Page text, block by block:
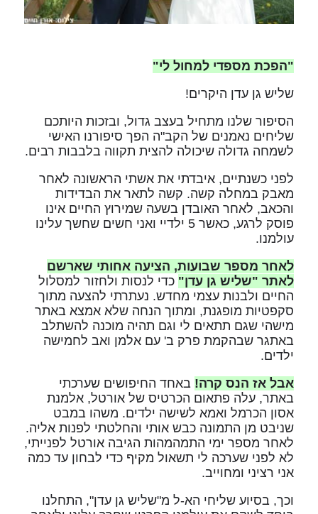
"הפכת מספדי למחול לי"
שליש גן עדן היקרים!
הסיפור שלנו מתחיל בעצב גדול, ובזכות היותכם
שליחים נאמנים של הקב"ה הפך סיפורנו האישי
לשמחה גדולה שיכולה להצית תקווה בלבבות רבים.
לפני כשנתיים, איבדתי את אשתי הראשונה לאחר
מאבק במחלה קשה. קשה לתאר את הבדידות
והכאב, לאחר האובדן בשעה שמירוץ החיים אינו
פוסק לרגע, כאשר 5 ילדיי ואני חשים שחשך עלינו
עולמנו.
לאחר מספר שבועות, הציעה אחותי שארשם
לאתר"שליש גן עדן" כדי לנסות ולחזור למסלול
החיים ולבנות עצמי מחדש. נעתרתי להצעה מתוך
סקפטיות מופגנת, ומתוך הנחה שלא אמצא באתר
מישהי שגם תתאים לי וגם תהיה מוכנה להשתלב
באתגר שבהקמת פרק ב' עם אלמן ואב לחמישה
ילדים.
אבל אז הנס קרה! באחד החיפושים שערכתי
באתר, עלה פתאום הכרטיס של אורטל, אלמנת
אסון הכרמל ואמא לשישה ילדים. משהו במבט
שניבט מן התמונה כבש אותי והחלטתי לפנות אליה.
לאחר מספר ימי התמהמהות הגיבה אורטל לפנייתי,
לא לפני שערכה לי תשאול מקיף כדי לבחון עד כמה
אני רציני ומחוייב.
וכך, בסיוע שליחי הא-ל מ"שליש גן עדן", התחלנו